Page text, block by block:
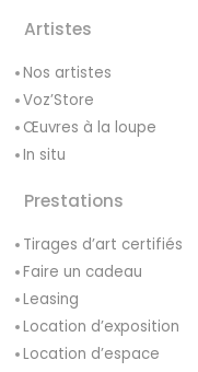
Artistes
Nos artistes
Voz’Store
Œuvres à la loupe
In situ
Prestations
Tirages d’art certifiés
Faire un cadeau
Leasing
Location d’exposition
Location d’espace